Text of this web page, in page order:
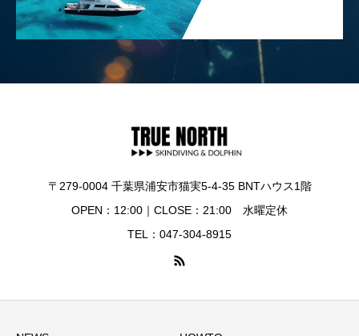
〒279-0004 千葉県浦安市猫実5-4-35 BNTハウス1階
OPEN：12:00｜CLOSE：21:00 水曜定休
TEL：047-304-8915